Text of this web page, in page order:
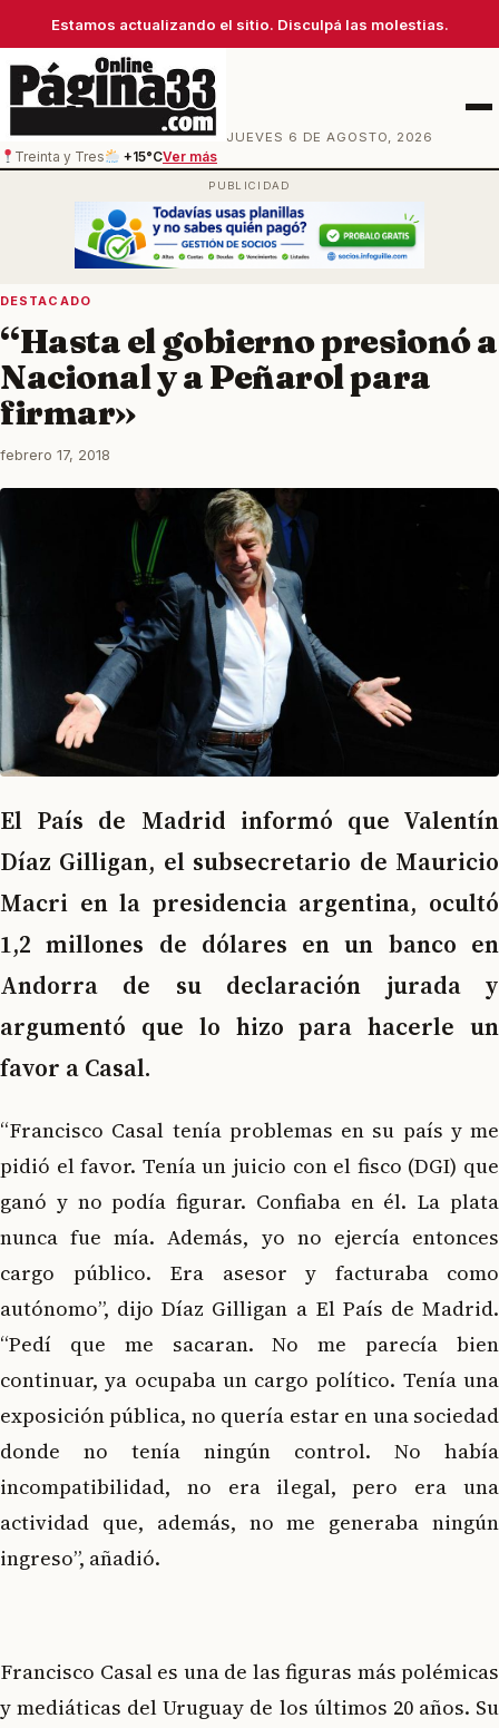
Estamos actualizando el sitio. Disculpá las molestias.
JUEVES 6 DE AGOSTO, 2026
Treinta y Tres
+15°CVer más
Menú
DESTACADO
“Hasta el gobierno presionó a
Nacional y a Peñarol para
firmar»
febrero 17, 2018
El País de Madrid informó que Valentín
Díaz Gilligan, el subsecretario de Mauricio
Macri en la presidencia argentina, ocultó
1,2 millones de dólares en un banco en
Andorra de su declaración jurada y
argumentó que lo hizo para hacerle un
favor a Casal.
“Francisco Casal tenía problemas en su país y me
pidió el favor. Tenía un juicio con el fisco (DGI) que
ganó y no podía figurar. Confiaba en él. La plata
nunca fue mía. Además, yo no ejercía entonces
cargo público. Era asesor y facturaba como
autónomo”, dijo Díaz Gilligan a El País de Madrid.
“Pedí que me sacaran. No me parecía bien
continuar, ya ocupaba un cargo político. Tenía una
exposición pública, no quería estar en una sociedad
donde no tenía ningún control. No había
incompatibilidad, no era ilegal, pero era una
actividad que, además, no me generaba ningún
ingreso”, añadió.
Francisco Casal es una de las figuras más polémicas
y mediáticas del Uruguay de los últimos 20 años. Su